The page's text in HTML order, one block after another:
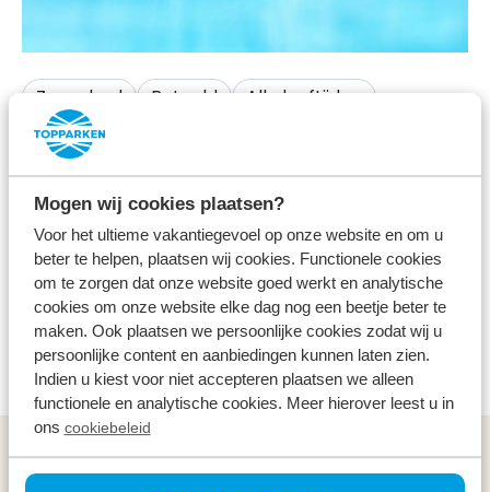
Mogen wij cookies plaatsen?
Voor het ultieme vakantiegevoel op onze website en om u
beter te helpen, plaatsen wij cookies. Functionele cookies
om te zorgen dat onze website goed werkt en analytische
cookies om onze website elke dag nog een beetje beter te
maken. Ook plaatsen we persoonlijke cookies zodat wij u
persoonlijke content en aanbiedingen kunnen laten zien.
Indien u kiest voor niet accepteren plaatsen we alleen
functionele en analytische cookies. Meer hierover leest u in
ons cookiebeleid
Zwembad Betaald Alle leeftijden
Op een zonnige dag lekker een dagje naar een
openluchtzwembad? In de omgeving van ons
vakantiepark ligt het prachtige
openluchtzwembad ‘Bosbad de Vuursche’. Met een
wedstrijdbad, een recreatiebad, een kleuterbad en
een peuterbad is het Bosbad de ideale plek voor
jong en oud.
Algemeen